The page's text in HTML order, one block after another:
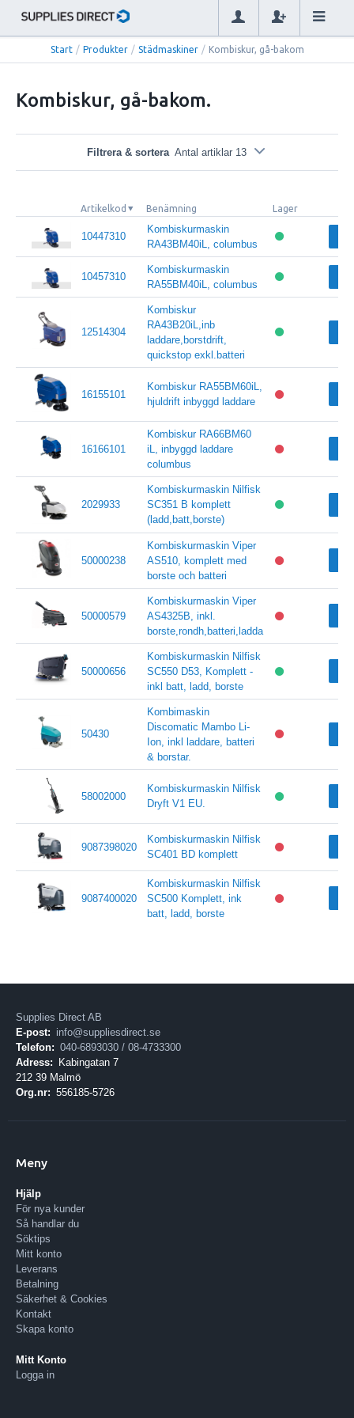
Start / Produkter / Städmaskiner / Kombiskur, gå-bakom
Kombiskur, gå-bakom.
Filtrera & sortera Antal artiklar 13
Artikelkod Benämning Lager
10447310
Kombiskurmaskin
RA43BM40iL, columbus
10457310
Kombiskurmaskin
RA55BM40iL, columbus
12514304
Kombiskur
RA43B20iL,inb
laddare,borstdrift,
quickstop exkl.batteri
16155101
Kombiskur RA55BM60iL,
hjuldrift inbyggd laddare
16166101
Kombiskur RA66BM60
iL, inbyggd laddare
columbus
2029933
Kombiskurmaskin Nilfisk
SC351 B komplett
(ladd,batt,borste)
50000238
Kombiskurmaskin Viper
AS510, komplett med
borste och batteri
50000579
Kombiskurmaskin Viper
AS4325B, inkl.
borste,rondh,batteri,ladda
50000656
Kombiskurmaskin Nilfisk
SC550 D53, Komplett -
inkl batt, ladd, borste
50430
Kombimaskin
Discomatic Mambo Li-
Ion, inkl laddare, batteri
& borstar.
58002000
Kombiskurmaskin Nilfisk
Dryft V1 EU.
9087398020
Kombiskurmaskin Nilfisk
SC401 BD komplett
9087400020
Kombiskurmaskin Nilfisk
SC500 Komplett, ink
batt, ladd, borste
Supplies Direct AB
E-post: info@suppliesdirect.se
Telefon: 040-6893030 / 08-4733300
Adress:
Kabingatan 7
212 39 Malmö
Org.nr: 556185-5726
Meny
Hjälp
För nya kunder
Så handlar du
Söktips
Mitt konto
Leverans
Betalning
Säkerhet & Cookies
Kontakt
Skapa konto
Mitt Konto
Logga in